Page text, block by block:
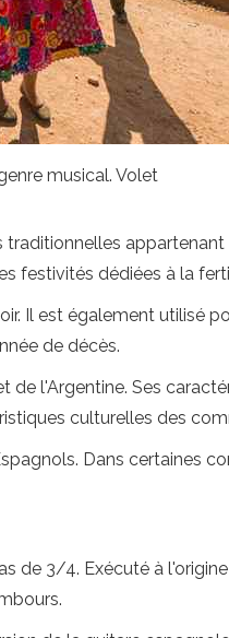
musical. Volet
festivités dédiées à la
Il est également utilisé
de décès.
de l'Argentine. Ses
culturelles des
Dans certaines
de 3/4. Exécuté à